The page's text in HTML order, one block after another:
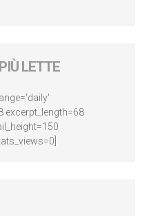
LETTE
excerpt_length=68